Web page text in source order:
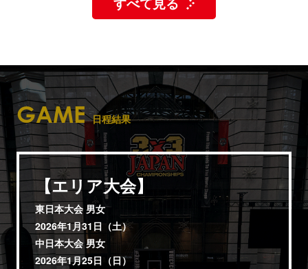
GAME 日程結果
【エリア大会】
東日本大会 男女
2026年1月31日（土）
中日本大会 男女
2026年1月25日（日）